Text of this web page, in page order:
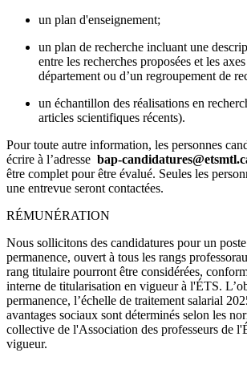
un plan d'enseignement;
un plan de recherche incluant une
entre les recherches proposées et les
département ou d’un regroupement de
un échantillon des réalisations en
articles scientifiques récents).
Pour toute autre information, les personnes
écrire à l’adresse bap-
être complet pour être évalué. Seules les
une entrevue seront contactées.
RÉMUNÉRATION
Nous sollicitons des candidatures pour un
permanence, ouvert à tous les rangs
rang titulaire pourront être considérées,
interne de titularisation en vigueur à l'ÉTS.
permanence, l’échelle de traitement salarial
avantages sociaux sont déterminés selon les
collective de l'Association des professeurs de
vigueur.